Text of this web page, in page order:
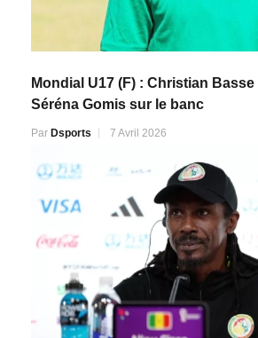
Mondial U17 (F) : Christian
Séréna Gomis sur le banc
Par Dsports 7 Avril 2026